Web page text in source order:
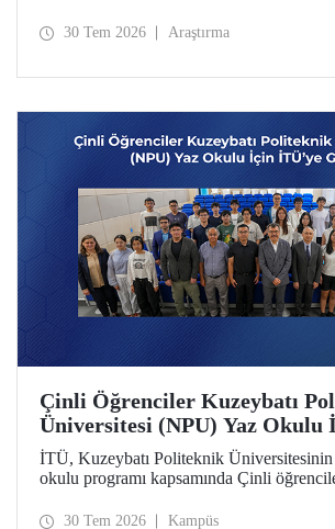
Driven Resilient Power Systems:
30 Tem 2026 Araştırma
Çinli Öğrenciler Kuzeybatı
Üniversitesi (NPU) Yaz Okulu
Geldi
İTÜ, Kuzeybatı Politeknik
okulu programı kapsamında Çinli
30 Tem 2026 Kampüs